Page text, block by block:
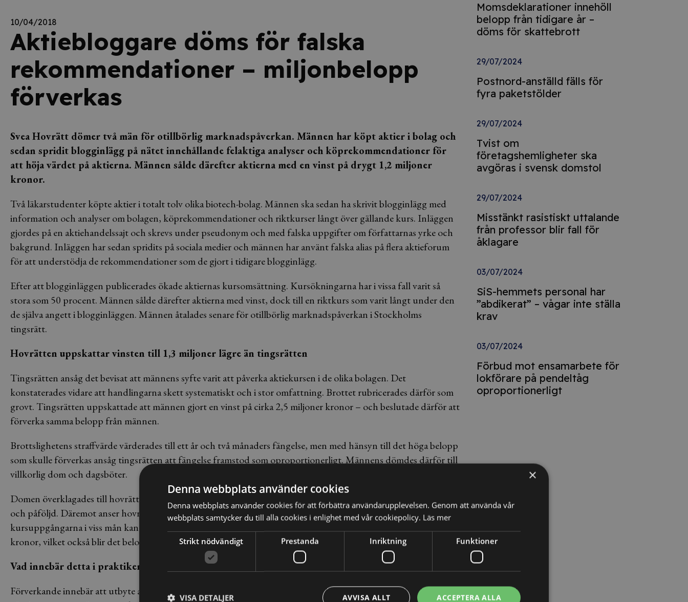
10/04/2018
Aktiebloggare döms för falska
rekommendationer – miljonbelopp
förverkas
Svea Hovrätt dömer två män för otillbörlig marknadspåverkan. Männen har köpt aktier i bolag och
sedan spridit blogginlägg på nätet innehållande felaktiga analyser och köprekommendationer för
att höja värdet på aktierna. Männen sålde därefter aktierna med en vinst på drygt 1,2 miljoner
kronor.
Två läkarstudenter köpte aktier i totalt tolv olika biotech-bolag. Männen ska sedan ha skrivit blogginlägg med
information och analyser om bolagen, köprekommendationer och riktkurser långt över gällande kurs. Inläggen
gjordes på en aktiehandelssajt och skrevs under pseudonym och med falska uppgifter om författarnas yrke och
bakgrund. Inläggen har sedan spridits på sociala medier och männen har använt falska alias på flera aktieforum
för att understödja de rekommendationer som de gjort i tidigare blogginlägg.
Efter att blogginläggen publicerades ökade aktiernas kursomsättning. Kursökningarna har i vissa fall varit så
stora som 50 procent. Männen sålde därefter aktierna med vinst, dock till en riktkurs som varit långt under den
de själva angett i blogginläggen. Männen åtalades senare för otillbörlig marknadspåverkan i Stockholms
tingsrätt.
Hovrätten uppskattar vinsten till 1,3 miljoner lägre än tingsrätten
Tingsrätten ansåg det bevisat att männens syfte varit att påverka aktiekursen i de olika bolagen. Det
konstaterades vidare att handlingarna skett systematiskt och i stor omfattning. Brottet rubricerades därför som
grovt. Tingsrätten uppskattade att männen gjort en vinst på cirka 2,5 miljoner kronor – och beslutade därför att
förverka samma belopp från männen.
Brottslighetens straffvärde värderades till ett år och två månaders fängelse, men med hänsyn till det höga belopp
som skulle förverkas ansåg tingsrätten att fängelse framstod som oproportionerligt. Männens dömdes därför till
villkorlig dom och dagsböter.
Domen överklagades till hovrätten. Hovrätten instämmer i tingsrättens bedömning vad gäller skuld, rubricering
och påföljd. Däremot anser hovrätten att vinsten måste bedömas med försiktighet och att det måste beaktas att
kursuppgångarna i viss mån kan ha haft legitima orsaker. Vinsten uppskattas därför istället till 1,2 miljoner
kronor, vilket också blir det belopp som ska förverkas.
Vad innebär detta i praktiken?
Förverkande innebär att utbyte av ett brott krävs tillbaka av gärningsmannen. Utbyte kan t.ex. vara den vinst
Momsdeklarationer innehöll
belopp från tidigare år –
döms för skattebrott
29/07/2024
Postnord-anställd fälls för
fyra paketstölder
29/07/2024
Tvist om
företagshemligheter ska
avgöras i svensk domstol
29/07/2024
Misstänkt rasistiskt uttalande
från professor blir fall för
åklagare
03/07/2024
SiS-hemmets personal har
”abdikerat” – vågar inte ställa
krav
03/07/2024
Förbud mot ensamarbete för
lokförare på pendeltåg
oproportionerligt
×
Denna webbplats använder cookies
Denna webbplats använder cookies för att förbättra användarupplevelsen. Genom att använda vår
webbplats samtycker du till alla cookies i enlighet med vår cookiepolicy. Läs mer
Strikt nödvändigt Prestanda Inriktning Funktioner
ACCEPTERA ALLA
AVVISA ALLT
VISA DETALJER